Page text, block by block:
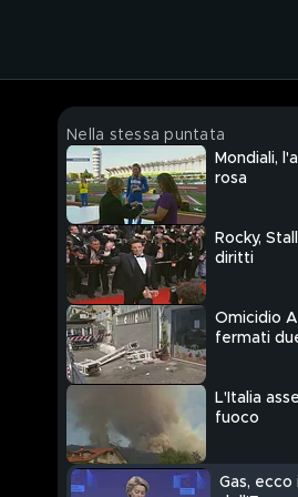
Nella stessa puntata
Mondiali,
rosa
Rocky,
diritti
Omicidio
fermati
L'Italia
fuoco
Gas, ecco